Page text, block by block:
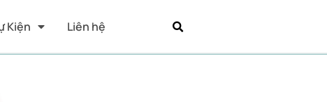
Kiện Liên hệ